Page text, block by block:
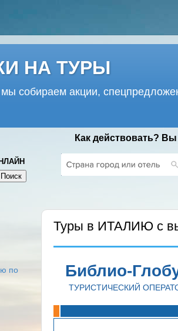
НА ТУРЫ
собираем акции,
Как действовать?
Туры в ИТАЛИЮ с
Библио-
ТУРИСТИЧЕСКИЙ
по